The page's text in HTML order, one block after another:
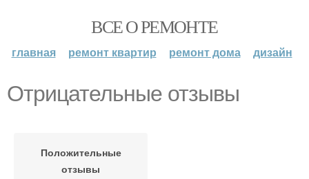
ВСЕ О РЕМОНТЕ
главная ремонт квартир ремонт дома дизайн
Отрицательные отзывы
Положительные
отзывы